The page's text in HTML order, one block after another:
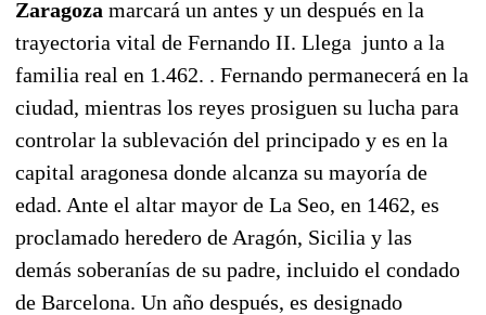
Zaragoza marcará un antes y un después en la
trayectoria vital de Fernando II. Llega junto a la
familia real en 1.462. . Fernando permanecerá en la
ciudad, mientras los reyes prosiguen su lucha para
controlar la sublevación del principado y es en la
capital aragonesa donde alcanza su mayoría de
edad. Ante el altar mayor de La Seo, en 1462, es
proclamado heredero de Aragón, Sicilia y las
demás soberanías de su padre, incluido el condado
de Barcelona. Un año después, es designado